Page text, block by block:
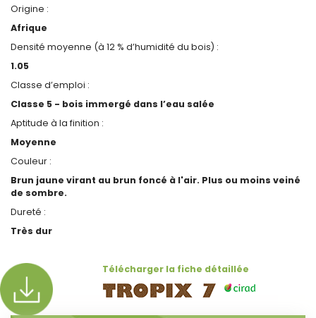
Origine :
Afrique
Densité moyenne (à 12 % d’humidité du bois) :
1.05
Classe d’emploi :
Classe 5 - bois immergé dans l’eau salée
Aptitude à la finition :
Moyenne
Couleur :
Brun jaune virant au brun foncé à l'air. Plus ou moins veiné
de sombre.
Dureté :
Très dur
Télécharger la fiche détaillée